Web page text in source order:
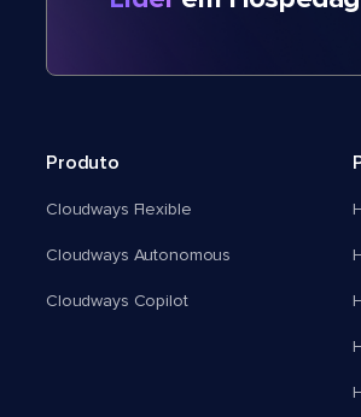
Produto
Cloudways Flexible
Cloudways Autonomous
Cloudways Copilot